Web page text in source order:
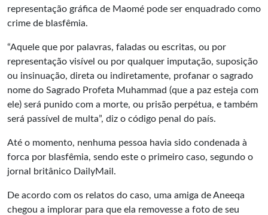
representação gráfica de Maomé pode ser enquadrado como
crime de blasfêmia.
“Aquele que por palavras, faladas ou escritas, ou por
representação visível ou por qualquer imputação, suposição
ou insinuação, direta ou indiretamente, profanar o sagrado
nome do Sagrado Profeta Muhammad (que a paz esteja com
ele) será punido com a morte, ou prisão perpétua, e também
será passível de multa”, diz o código penal do país.
Até o momento, nenhuma pessoa havia sido condenada à
forca por blasfêmia, sendo este o primeiro caso, segundo o
jornal britânico DailyMail .
De acordo com os relatos do caso, uma amiga de Aneeqa
chegou a implorar para que ela removesse a foto de seu